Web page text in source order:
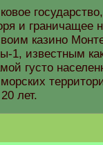
и граничащее
казино
1, известным
густо
лет.